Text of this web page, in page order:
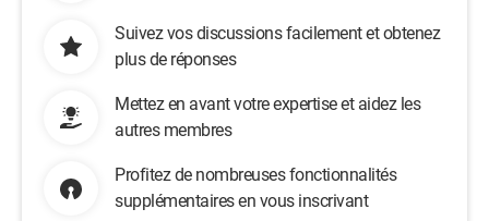
Suivez vos discussions facilement et obtenez
plus de réponses
Mettez en avant votre expertise et aidez les
autres membres
Profitez de nombreuses fonctionnalités
supplémentaires en vous inscrivant